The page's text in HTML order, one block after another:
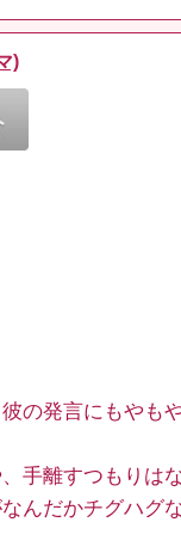
)
の発言にもやも
手離すつもりは
んだかチグハグ